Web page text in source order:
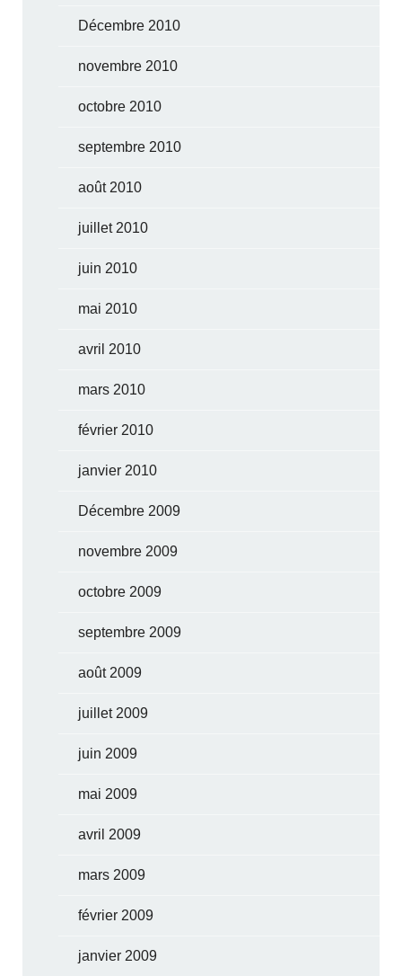
Décembre 2010
novembre 2010
octobre 2010
septembre 2010
août 2010
juillet 2010
juin 2010
mai 2010
avril 2010
mars 2010
février 2010
janvier 2010
Décembre 2009
novembre 2009
octobre 2009
septembre 2009
août 2009
juillet 2009
juin 2009
mai 2009
avril 2009
mars 2009
février 2009
janvier 2009